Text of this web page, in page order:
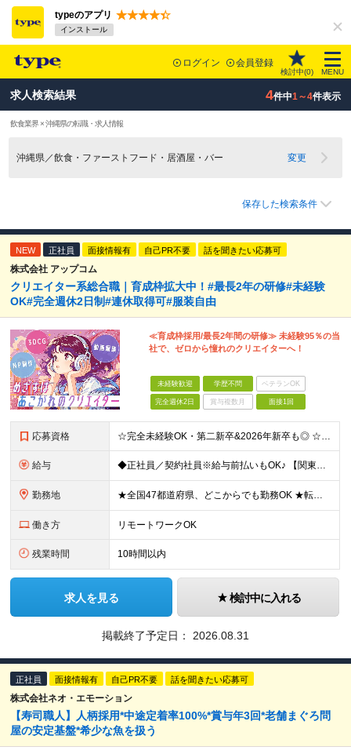
typeのアプリ
インストール
ログイン 会員登録
検討中(0) MENU
求人検索結果 4件中1～4件表示
飲食業界 × 沖縄県の転職・求人情報
沖縄県／飲食・ファーストフード・居酒屋・バー 変更
保存した検索条件
NEW 正社員 面接情報有 自己PR不要 話を聞きたい応募可
株式会社 アップコム
クリエイター系総合職｜育成枠拡大中！#最長2年の研修#未経験
OK#完全週休2日制#連休取得可#服装自由
≪育成枠採用/最長2年間の研修≫ 未経験95％の当
社で、ゼロから憧れのクリエイターへ！
未経験歓迎 学歴不問 ベテランOK
完全週休2日 賞与複数月 面接1回
応募資格 ☆完全未経験OK・第二新卒&2026年新卒も◎ ☆社員の7割が20代 ☆経歴・ブランク不問 ※学歴不問 …━━━━━━━━━━ 未経験スタート前提のポテンシャル採用です。 毎月全国で複数人を採用して
給与 ◆正社員／契約社員※給与前払いもOK♪ 【関東（一都三県）】 月給25万円～ ※固定残業代（月20時間分／月3万2383円）を含む。超過分は別途支給。 ※試用期間中の給与は月給22万円～ 【関東（北
勤務地 ★全国47都道府県、どこからでも勤務OK ★転勤なし！腰を据えて活躍◎ ★マイカー通勤OK（拠点による） ★業務に慣れたら、ゆくゆくはリモート併用やフルリモートも可能 全国のお客様先にて勤務していた
働き方 リモートワークOK
残業時間 10時間以内
求人を見る 検討中に入れる
掲載終了予定日： 2026.08.31
正社員 面接情報有 自己PR不要 話を聞きたい応募可
株式会社ネオ・エモーション
【寿司職人】人柄採用*中途定着率100%*賞与年3回*老舗まぐろ問
屋の安定基盤*希少な魚を扱う